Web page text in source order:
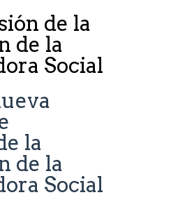
de la
de la
Social
la
de la
Social